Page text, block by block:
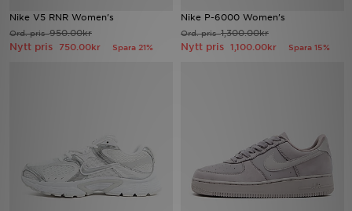
Nike V5 RNR Women's
Ord. pris950.00kr
Nytt pris 750.00kr Spara 21%
Nike P-6000 Women's
Ord. pris1,300.00kr
Nytt pris 1,100.00kr Spara 15%
Fotboll
Ladda ner appen
Kundservice
JD Blogg